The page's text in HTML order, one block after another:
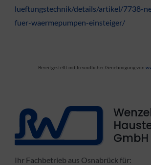
lueftungstechnik/details/artikel/7738-
fuer-waermepumpen-einsteiger/
Bereitgestellt mit freundlicher Genehmigung von
GmbH
Ihr Fachbetrieb aus Osnabrück für: